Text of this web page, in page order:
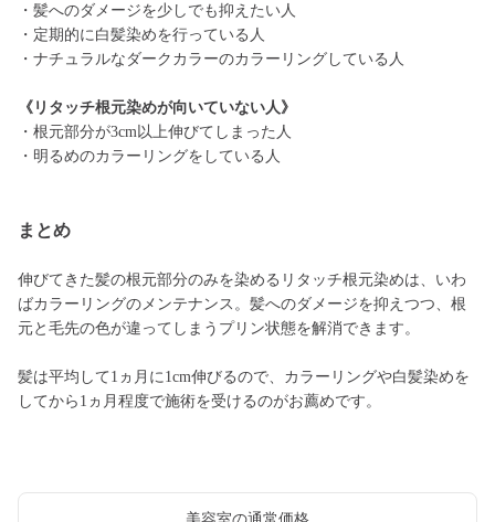
・髪へのダメージを少しでも抑えたい人
・定期的に白髪染めを行っている人
・ナチュラルなダークカラーのカラーリングしている人
《リタッチ根元染めが向いていない人》
・根元部分が3cm以上伸びてしまった人
・明るめのカラーリングをしている人
まとめ
伸びてきた髪の根元部分のみを染めるリタッチ根元染めは、いわ
ばカラーリングのメンテナンス。髪へのダメージを抑えつつ、根
元と毛先の色が違ってしまうプリン状態を解消できます。
髪は平均して1ヵ月に1cm伸びるので、カラーリングや白髪染めを
してから1ヵ月程度で施術を受けるのがお薦めです。